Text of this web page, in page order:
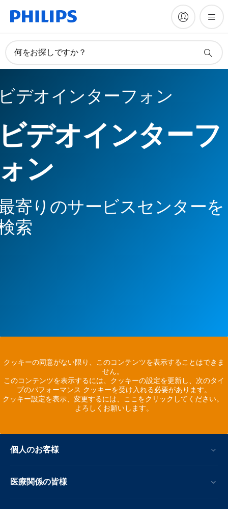
何をお探しですか？
デオインターフォン
デオインターフ
ン
寄りのサービスセンターを
索
クッキーの同意がない限り、このコンテンツを表示することはできま
せん。
このコンテンツを表示するには、クッキーの設定を更新し、次のタイ
プのパフォーマンス クッキーを受け入れる必要があります。
クッキー設定を表示、変更するには、ここをクリックしてください。
よろしくお願いします。
個人のお客様
医療関係の皆様